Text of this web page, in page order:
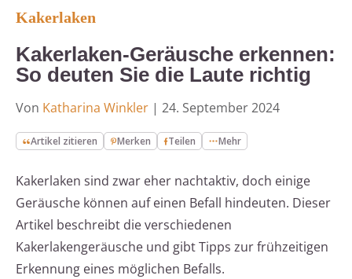
Kakerlaken
Kakerlaken-Geräusche erkennen:
So deuten Sie die Laute richtig
Von Katharina Winkler | 24. September 2024
Artikel zitieren Merken Teilen Mehr
Kakerlaken sind zwar eher nachtaktiv, doch einige
Geräusche können auf einen Befall hindeuten. Dieser
Artikel beschreibt die verschiedenen
Kakerlakengeräusche und gibt Tipps zur frühzeitigen
Erkennung eines möglichen Befalls.